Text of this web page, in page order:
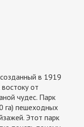
в 1919
от
чудес. Парк
га) пешеходных
Этот парк